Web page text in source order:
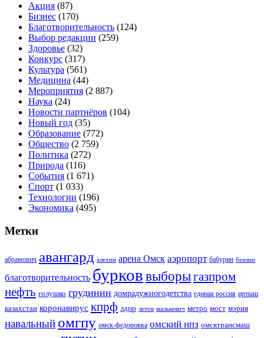
Акция (87)
Бизнес (170)
Благотворительность (124)
Выбор редакции (259)
Здоровье (32)
Конкурс (317)
Культура (561)
Медицина (44)
Мероприятия (2 887)
Наука (24)
Новости партнёров (104)
Новый год (35)
Образование (772)
Общество (2 759)
Политика (272)
Природа (116)
События (1 671)
Спорт (1 033)
Технологии (196)
Экономика (495)
Метки
абрамович авангард алехин арена Омск аэропорт бабурин бензин
благотворительность бурков выборыгазпром
нефть голушко грудинин домрадужногодетства единая россия иртыш
казахстан коронавирус кпрф лдпр летов малькевич метро мост мэрия
навальный омгпу омск-федоровка омский нпз омсктрансмаш